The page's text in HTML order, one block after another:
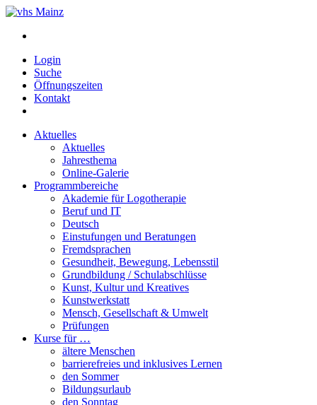
Login
Suche
Öffnungszeiten
Kontakt
Aktuelles
Aktuelles
Jahresthema
Online-Galerie
Programmbereiche
Akademie für Logotherapie
Beruf und IT
Deutsch
Einstufungen und Beratungen
Fremdsprachen
Gesundheit, Bewegung, Lebensstil
Grundbildung / Schulabschlüsse
Kunst, Kultur und Kreatives
Kunstwerkstatt
Mensch, Gesellschaft & Umwelt
Prüfungen
Kurse für …
ältere Menschen
barrierefreies und inklusives Lernen
den Sommer
Bildungsurlaub
den Sonntag